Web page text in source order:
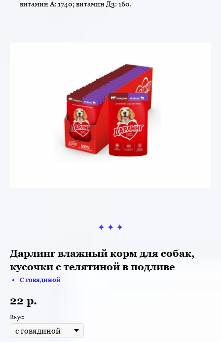
витамин А: 1740; витамин Д3: 160.
Дарлинг влажный корм для собак,
кусочки с телятиной в подливе
С говядиной
22 р.
Вкус: